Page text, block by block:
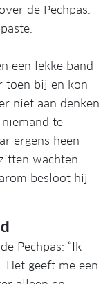
de Pechpas.
een lekke band
toen bij en kon
niet aan denken
te
ergens heen
wachten
besloot hij
Pechpas: “Ik
geeft me een